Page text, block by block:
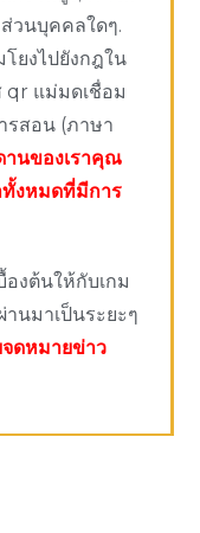
วนบุคคลใดๆ.
ยงไปยังกฎใน
qr แม่มดเชื่อม
รสอน (ภาษา
านของเราคุณ
ทั้งหมดที่มีการ
องต้นให้กับเกม
นมาเป็นระยะๆ
ดหมายข่าว